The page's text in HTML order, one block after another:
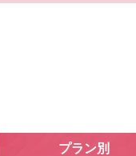
プラン別